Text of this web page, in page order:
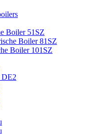
Boiler 51SZ
Boiler 81SZ
Boiler 101SZ
DE2